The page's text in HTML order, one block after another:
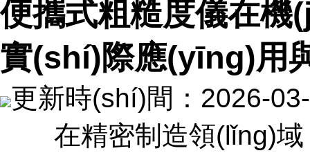
便攜式粗糙度儀在機
實(shí)際應(yīng)用
更新時(shí)間：
在精密制造領(lǐng)域